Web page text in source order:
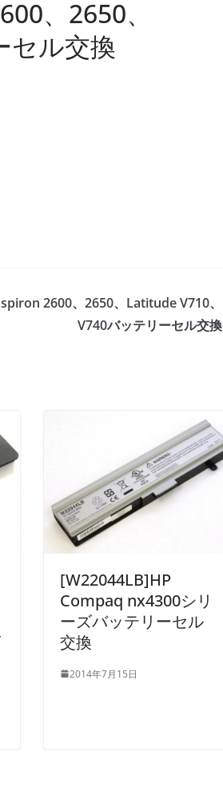
、2650、
セル交換
2600、2650、Latitude V710、
V740バッテリーセル交換
[W22044LB]HP
Compaq nx4300シリ
ーズバッテリーセル
交換
2014年7月15日